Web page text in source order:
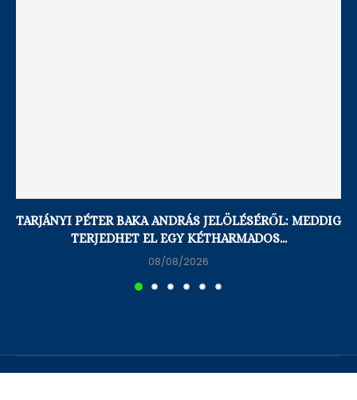
TARJÁNYI PÉTER BAKA ANDRÁS JELÖLÉSÉRŐL: MEDDIG
TERJEDHET EL EGY KÉTHARMADOS...
08/08/2026